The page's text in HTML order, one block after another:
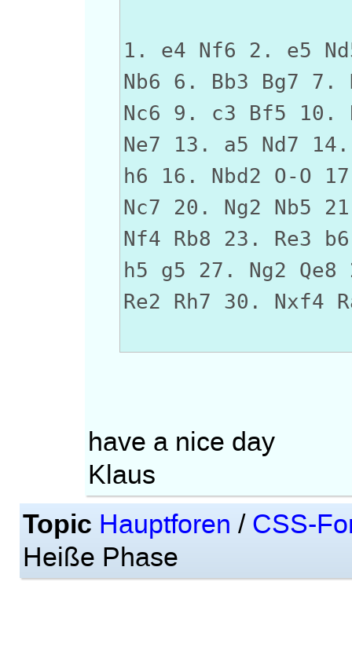
1. e4 Nf6 2. e5
Nb6 6. Bb3 Bg7 7.
Nc6 9. c3 Bf5 10.
Ne7 13. a5 Nd7
h6 16. Nbd2 O-O
Nc7 20. Ng2 Nb5
Nf4 Rb8 23. Re3
h5 g5 27. Ng2
Re2 Rh7 30. Nxf4
have a nice day
Klaus
Topic Hauptforen / CSS-
Heiße Phase